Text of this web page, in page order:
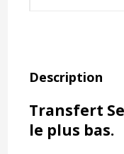
Description
Transfert
le plus bas.